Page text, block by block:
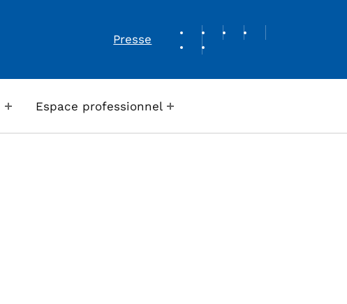
Presse
REVUE DE PRESSE
Espace professionnel